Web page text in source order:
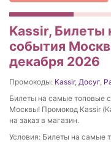
Kassir, Билеты
события
декабря 2026
Промокоды: Kassir, Досуг,
Билеты на самые топовые
Москвы! Промокод Kassir
на заказ в магазин.
Условия: Билеты на самые